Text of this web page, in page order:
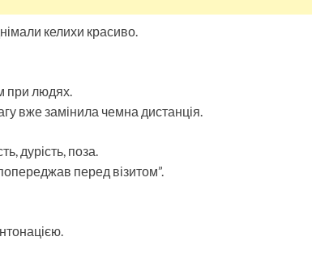
келихи красиво.
при людях.
вже замінила чемна дистанція.
дурість, поза.
перед візитом”.